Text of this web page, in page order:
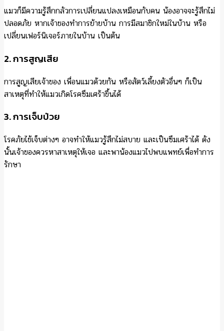
แมวก็มีความรู้สึกกลัวการเปลี่ยนแปลงเหมือนกับคน น้องอาจจะรู้สึกไม่
ปลอดภัย หากเจ้าของทำการย้ายบ้าน การมีสมาชิกใหม่ในบ้าน หรือ
เปลี่ยนเฟอร์นิเจอร์ภายในบ้าน เป็นต้น
2. การสูญเสีย
การสูญเสียเจ้าของ เพื่อนแมวด้วยกัน หรือสัตว์เลี้ยงตัวอื่นๆ ก็เป็น
สาเหตุที่ทำให้แมวเกิดโรคซึมเศร้าขึ้นได้
3. การเจ็บป่วย
โรคภัยไข้เจ็บต่างๆ อาจทำให้แมวรู้สึกไม่สบาย และเป็นซึมเศร้าได้ ดัง
นั้นเจ้าของควรหาสาเหตุให้เจอ และพาน้องแมวไปพบแพทย์เพื่อทำการ
รักษา